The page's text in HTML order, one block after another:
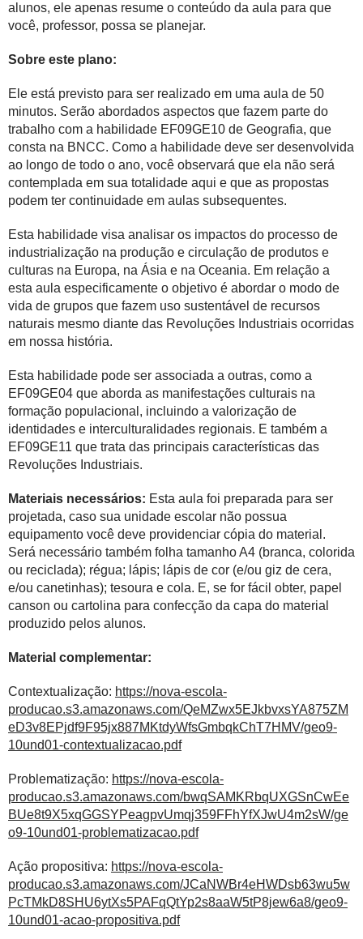
alunos, ele apenas resume o conteúdo da aula para que
você, professor, possa se planejar.
Sobre este plano:
Ele está previsto para ser realizado em uma aula de 50
minutos. Serão abordados aspectos que fazem parte do
trabalho com a habilidade EF09GE10 de Geografia, que
consta na BNCC. Como a habilidade deve ser desenvolvida
ao longo de todo o ano, você observará que ela não será
contemplada em sua totalidade aqui e que as propostas
podem ter continuidade em aulas subsequentes.
Esta habilidade visa analisar os impactos do processo de
industrialização na produção e circulação de produtos e
culturas na Europa, na Ásia e na Oceania. Em relação a
esta aula especificamente o objetivo é abordar o modo de
vida de grupos que fazem uso sustentável de recursos
naturais mesmo diante das Revoluções Industriais ocorridas
em nossa história.
Esta habilidade pode ser associada a outras, como a
EF09GE04 que aborda as manifestações culturais na
formação populacional, incluindo a valorização de
identidades e interculturalidades regionais. E também a
EF09GE11 que trata das principais características das
Revoluções Industriais.
Materiais necessários: Esta aula foi preparada para ser
projetada, caso sua unidade escolar não possua
equipamento você deve providenciar cópia do material.
Será necessário também folha tamanho A4 (branca, colorida
ou reciclada); régua; lápis; lápis de cor (e/ou giz de cera,
e/ou canetinhas); tesoura e cola. E, se for fácil obter, papel
canson ou cartolina para confecção da capa do material
produzido pelos alunos.
Material complementar:
Contextualização: https://nova-escola-
producao.s3.amazonaws.com/QeMZwx5EJkbvxsYA875ZM
eD3v8EPjdf9F95jx887MKtdyWfsGmbqkChT7HMV/geo9-
10und01-contextualizacao.pdf
Problematização: https://nova-escola-
producao.s3.amazonaws.com/bwqSAMKRbqUXGSnCwEe
BUe8t9X5xqGGSYPeagpvUmqj359FFhYfXJwU4m2sW/ge
o9-10und01-problematizacao.pdf
Ação propositiva: https://nova-escola-
producao.s3.amazonaws.com/JCaNWBr4eHWDsb63wu5w
PcTMkD8SHU6ytXs5PAFqQtYp2s8aaW5tP8jew6a8/geo9-
10und01-acao-propositiva.pdf